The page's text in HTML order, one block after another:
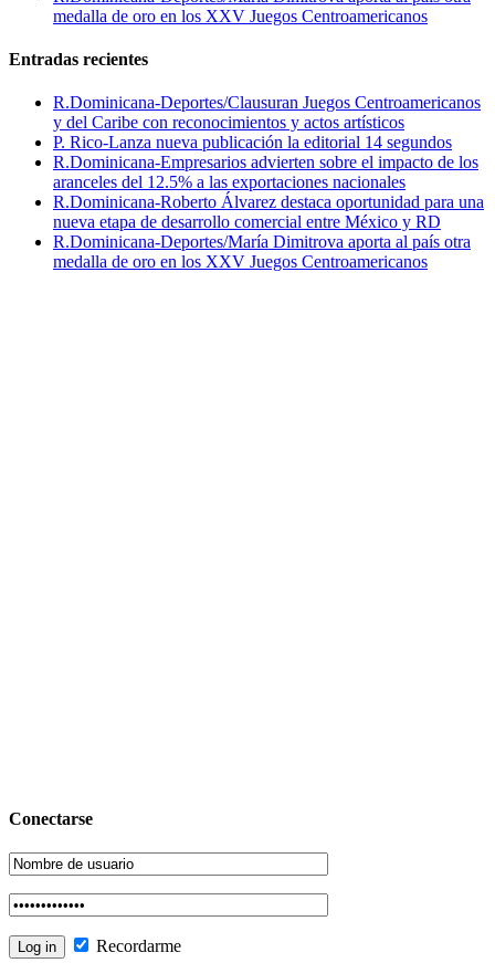
medalla de oro en los XXV Juegos Centroamericanos
Entradas recientes
R.Dominicana-Deportes/Clausuran Juegos Centroamericanos
y del Caribe con reconocimientos y actos artísticos
P. Rico-Lanza nueva publicación la editorial 14 segundos
R.Dominicana-Empresarios advierten sobre el impacto de los
aranceles del 12.5% a las exportaciones nacionales
R.Dominicana-Roberto Álvarez destaca oportunidad para una
nueva etapa de desarrollo comercial entre México y RD
R.Dominicana-Deportes/María Dimitrova aporta al país otra
medalla de oro en los XXV Juegos Centroamericanos
Conectarse
Recordarme